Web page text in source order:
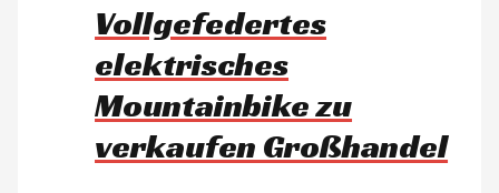
Vollgefedertes
elektrisches
Mountainbike zu
verkaufen Großhandel